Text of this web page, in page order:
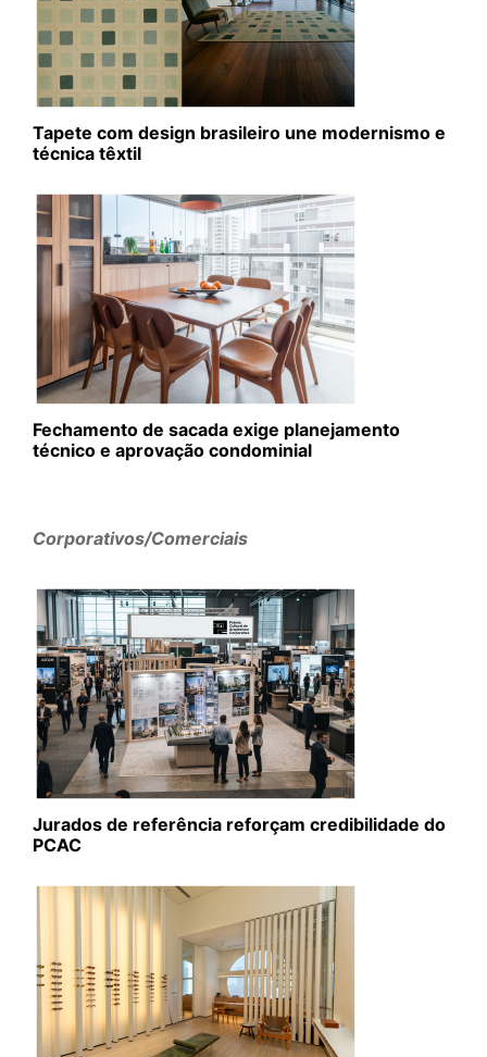
Tapete com design brasileiro une modernismo e
técnica têxtil
Fechamento de sacada exige planejamento
técnico e aprovação condominial
Corporativos/Comerciais
Jurados de referência reforçam credibilidade do
PCAC